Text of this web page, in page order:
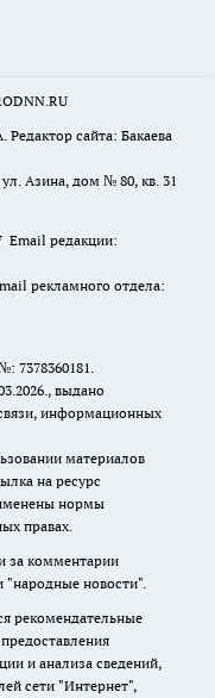
сайта: Бакаева
Азина, дом № 80, кв. 31
Email редакции:
рекламного отдела:
7378360181.
выдано
информационных
материалов
на ресурс
нормы
правах.
за комментарии
"народные новости".
рекомендательные
и анализа сведений,
сети "Интернет",